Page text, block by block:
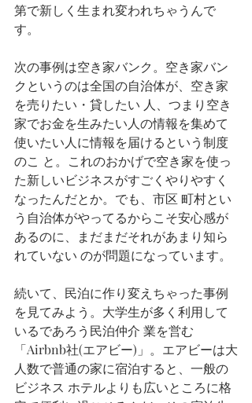
第で新しく生まれ変われちゃうんで
す。
次の事例は空き家バンク。空き家バン
クというのは全国の自治体が、空き家
を売りたい・貸したい 人、つまり空き
家でお金を生みたい人の情報を集めて
使いたい人に情報を届けるという制度
のこ と。これのおかげで空き家を使っ
た新しいビジネスがすごくやりやすく
なったんだとか。でも、市区 町村とい
う自治体がやってるからこそ安心感が
あるのに、まだまだそれがあまり知ら
れていない のが問題になっています。
続いて、民泊に作り変えちゃった事例
を見てみよう。大学生が多く利用して
いるであろう民泊仲介 業を営む
「Airbnb社(エアビー)」。エアビーは大
人数で普通の家に宿泊すると、一般の
ビジネス ホテルよりも広いところに格